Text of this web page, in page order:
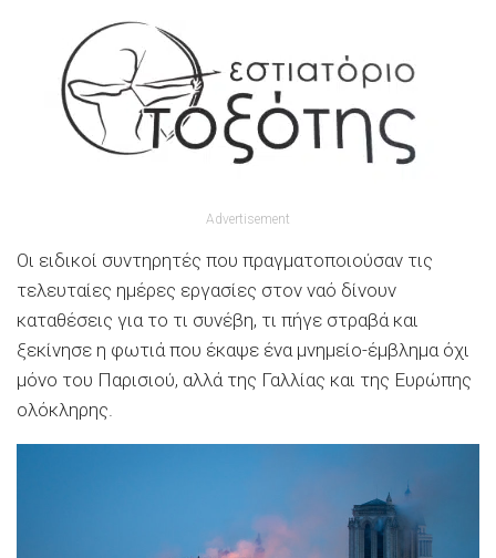
Advertisement
Οι ειδικοί συντηρητές που πραγματοποιούσαν τις
τελευταίες ημέρες εργασίες στον ναό δίνουν
καταθέσεις για το τι συνέβη, τι πήγε στραβά και
ξεκίνησε η φωτιά που έκαψε ένα μνημείο-έμβλημα όχι
μόνο του Παρισιού, αλλά της Γαλλίας και της Ευρώπης
ολόκληρης.